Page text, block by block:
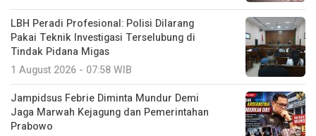
LBH Peradi Profesional: Polisi Dilarang
Pakai Teknik Investigasi Terselubung di
Tindak Pidana Migas
1 August 2026 - 07:58 WIB
Jampidsus Febrie Diminta Mundur Demi
Jaga Marwah Kejagung dan Pemerintahan
Prabowo